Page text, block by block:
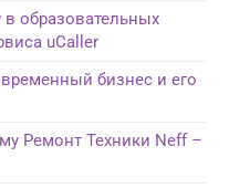
в образовательных
uCaller
бизнес и его
Ремонт Техники Neff –